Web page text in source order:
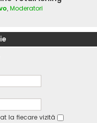
, Moderatori
la fiecare vizită